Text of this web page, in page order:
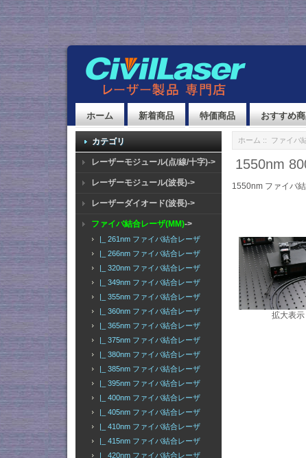
ホーム 新着商品 特価商品 おすすめ
カテゴリ
レーザーモジュール(点/線/十字)->
レーザーモジュール(波長)->
レーザーダイオード(波長)->
ファイバ結合レーザ(MM)->
|_ 261nm ファイバ結合レーザ
|_ 266nm ファイバ結合レーザ
|_ 320nm ファイバ結合レーザ
|_ 349nm ファイバ結合レーザ
|_ 355nm ファイバ結合レーザ
|_ 360nm ファイバ結合レーザ
|_ 365nm ファイバ結合レーザ
|_ 375nm ファイバ結合レーザ
|_ 380nm ファイバ結合レーザ
|_ 385nm ファイバ結合レーザ
|_ 395nm ファイバ結合レーザ
|_ 400nm ファイバ結合レーザ
|_ 405nm ファイバ結合レーザ
|_ 410nm ファイバ結合レーザ
|_ 415nm ファイバ結合レーザ
|_ 420nm ファイバ結合レーザ
ホーム :: ファイバ
1550nm
1550nm ファイバ
拡大表示